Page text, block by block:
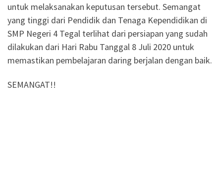
untuk melaksanakan keputusan tersebut. Semangat
yang tinggi dari Pendidik dan Tenaga Kependidikan di
SMP Negeri 4 Tegal terlihat dari persiapan yang sudah
dilakukan dari Hari Rabu Tanggal 8 Juli 2020 untuk
memastikan pembelajaran daring berjalan dengan baik.
SEMANGAT!!